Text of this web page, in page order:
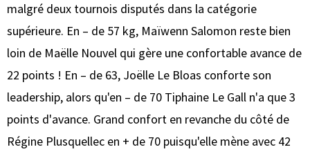
malgré deux tournois disputés dans la catégorie
supérieure. En – de 57 kg, Maïwenn Salomon reste bien
loin de Maëlle Nouvel qui gère une confortable avance de
22 points ! En – de 63, Joëlle Le Bloas conforte son
leadership, alors qu'en – de 70 Tiphaine Le Gall n'a que 3
points d'avance. Grand confort en revanche du côté de
Régine Plusquellec en + de 70 puisqu'elle mène avec 42